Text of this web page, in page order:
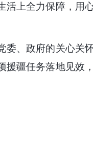
活上全力保障，用
、政府的关心关
援疆任务落地见效